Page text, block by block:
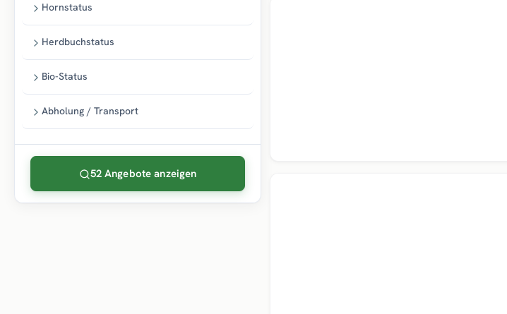
Hornstatus
Herdbuchstatus
Bio-Status
Abholung / Transport
52 Angebote anzeigen